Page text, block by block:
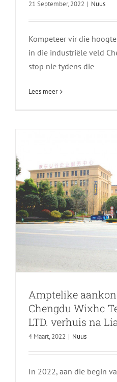
21 September, 2022 | Nuus
Kompeteer vir die
in die industriële veld
stop nie tydens die
Lees meer
Amptelike
Wixhc Technology
Amptelike
Chengdu Wixhc
LTD. verhuis na
4 Maart, 2022 | Nuus
In 2022, aan die begin
Die lewe is nie net
'n groep mense se